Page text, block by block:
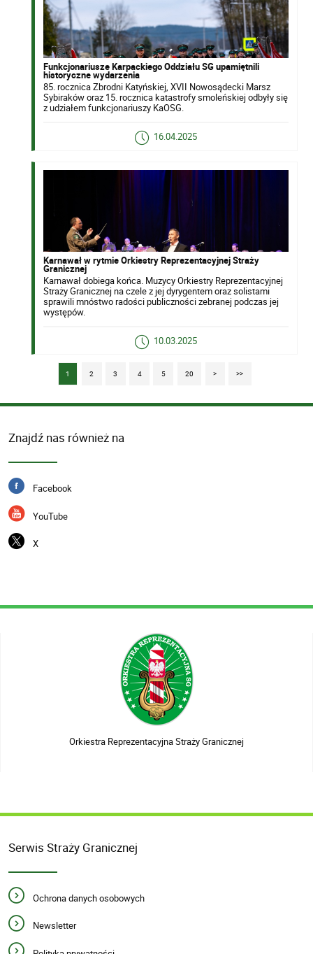
Funkcjonariusze Karpackiego Oddziału SG upamiętnili
historyczne wydarzenia
85. rocznica Zbrodni Katyńskiej, XVII Nowosądecki Marsz
Sybiraków oraz 15. rocznica katastrofy smoleńskiej odbyły się
z udziałem funkcjonariuszy KaOSG.
16.04.2025
Karnawał w rytmie Orkiestry Reprezentacyjnej Straży
Granicznej
Karnawał dobiega końca. Muzycy Orkiestry Reprezentacyjnej
Straży Granicznej na czele z jej dyrygentem oraz solistami
sprawili mnóstwo radości publiczności zebranej podczas jej
występów.
10.03.2025
1 2 3 4 5 20 > >>
Znajdź nas również na
Facebook
YouTube
X
Orkiestra Reprezentacyjna Straży Granicznej
Serwis Straży Granicznej
Ochrona danych osobowych
Newsletter